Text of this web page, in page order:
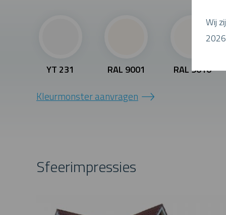
YT 231 RAL 9001 RAL 9010
Kleurmonster aanvragen
Sfeerimpressies
Wij